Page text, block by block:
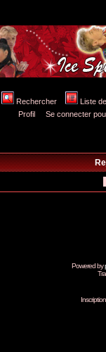
Rechercher
Liste
Profil
Se connecter
Powered by